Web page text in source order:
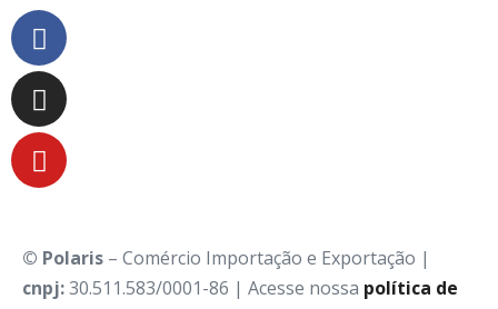
© Polaris – Comércio Importação e Exportação |
cnpj:30.511.583/0001-86 | Acesse nossa política de